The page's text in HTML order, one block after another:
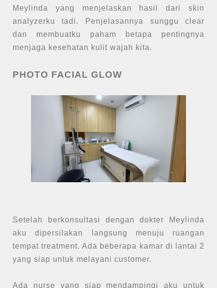
Meylinda yang menjelaskan hasil dari skin
analyzerku tadi. Penjelasannya sunggu clear
dan membuatku paham betapa pentingnya
menjaga kesehatan kulit wajah kita.
PHOTO FACIAL GLOW
Setelah berkonsultasi dengan dokter Meylinda
aku dipersilakan langsung menuju ruangan
tempat treatment. Ada beberapa kamar di lantai 2
yang siap untuk melayani customer.
Ada nurse yang siap mendampingi aku untuk